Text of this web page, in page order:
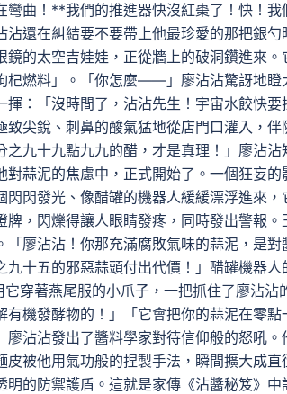
彎曲！**我們的推進器快沒紅棗了！快！
沾還在糾結要不要帶上他最珍愛的那把銀
鏡的太空吉娃娃，正從牆上的破洞鑽進來
杞燃料」。「你怎麼——」廖沾沾驚訝地
揮：「沒時間了，沾沾先生！宇宙水餃快
致尖銳、刺鼻的酸氣猛地從店門口灌入，
之九十九點九九的醋，才是真理！」廖沾
對蒜泥的焦慮中，正式開始了。一個狂妄
閃閃發光、像醋罐的機器人緩緩漂浮進來
牌，閃爍得讓人眼睛發疼，同時發出警報
「廖沾沾！你那充滿腐敗氣味的蒜泥，是
九十五的邪惡蒜頭付出代價！」醋罐機器
穿著燕尾服的小爪子，一把抓住了廖沾
有機發酵物的！」「它會把你的蒜泥在零
廖沾沾發出了醬料學家對待信仰般的怒吼
皮被他用氣功般的捏製手法，瞬間擴大成
明的防禦護盾。這就是家傳《沾醬秘笈》